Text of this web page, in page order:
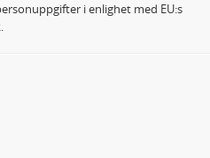
i enlighet med EU:s